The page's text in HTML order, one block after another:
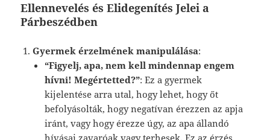
Ellennevelés és Elidegenítés Jelei a
Párbeszédben
Gyermek érzelmének manipulálása:
“Figyelj, apa, nem kell mindennap engem
hívni! Megértetted?”: Ez a gyermek
kijelentése arra utal, hogy lehet, hogy őt
befolyásolták, hogy negatívan érezzen az apja
iránt, vagy hogy érezze úgy, az apa állandó